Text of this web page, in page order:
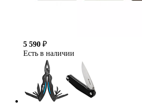
5 590 ₽
Есть в наличии